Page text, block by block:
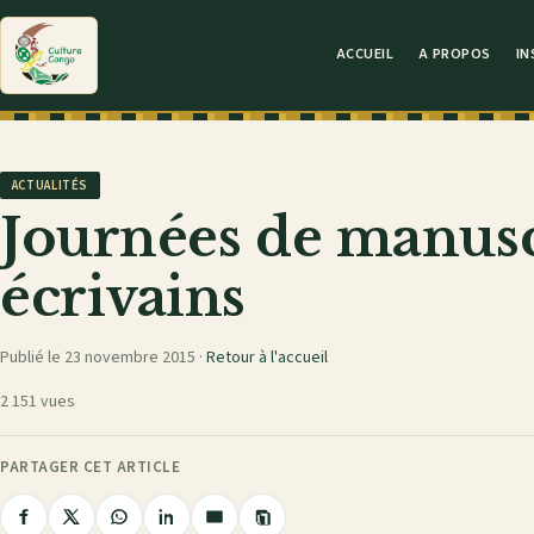
ACCUEIL A PROPOS
ACTUALITÉS
Journées de
écrivains
Publié le 23 novembre 2015 · Retour à l'accueil
2 151 vues
PARTAGER CET ARTICLE
Copier